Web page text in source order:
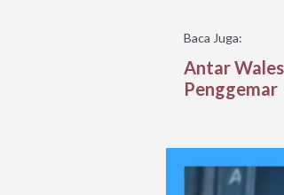
Baca Juga:
Antar
Penggemar